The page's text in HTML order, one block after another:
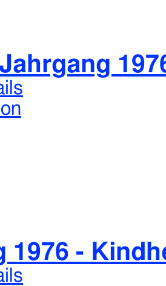
1976 -